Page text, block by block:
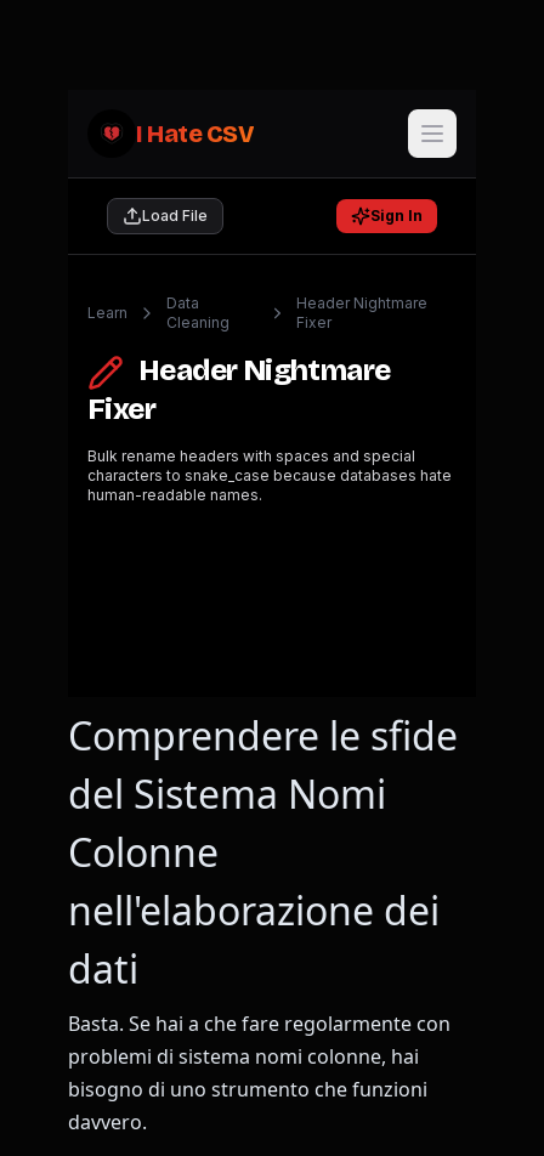
Comprendere le sfide
del Sistema Nomi
Colonne
nell'elaborazione dei
dati
Basta. Se hai a che fare regolarmente con
problemi di sistema nomi colonne, hai
bisogno di uno strumento che funzioni
davvero.